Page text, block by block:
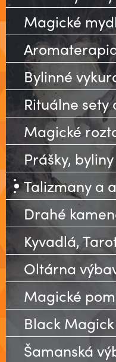
Magické
Bylinné
Rituálne sety
Magické
Prášky,
Talizmany a
Drahé
Kyvadlá,
Oltárna
Magické
Black
Šamanská